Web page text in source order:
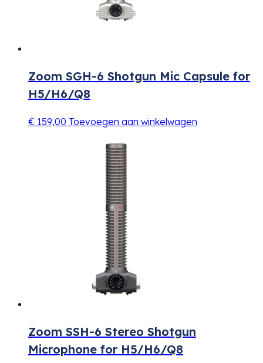
Zoom SGH-6 Shotgun Mic Capsule for
H5/H6/Q8
€ 159,00 Toevoegen aan winkelwagen
Zoom SSH-6 Stereo Shotgun
Microphone for H5/H6/Q8